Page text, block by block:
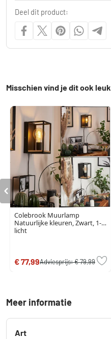
Deel dit product:
Misschien vind je dit ook leuk
Colebrook Muurlamp
Natuurlijke kleuren, Zwart, 1-
licht
€ 77,99Adviesprijs:€ 79,99
Meer informatie
Art